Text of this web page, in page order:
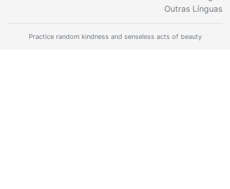
Outras Línguas
Practice random kindness and senseless acts of beauty